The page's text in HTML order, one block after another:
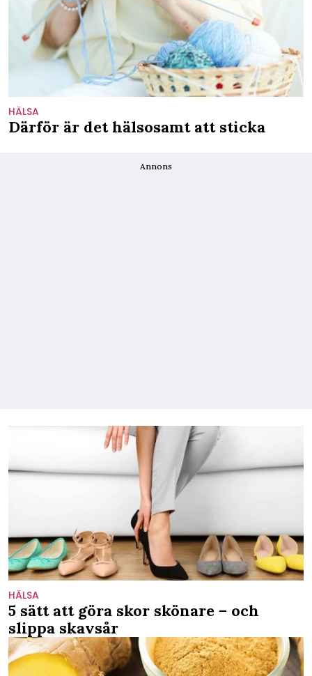
HÄLSA
Därför är det hälsosamt att sticka
Annons
HÄLSA
5 sätt att göra skor skönare – och
slippa skavsår